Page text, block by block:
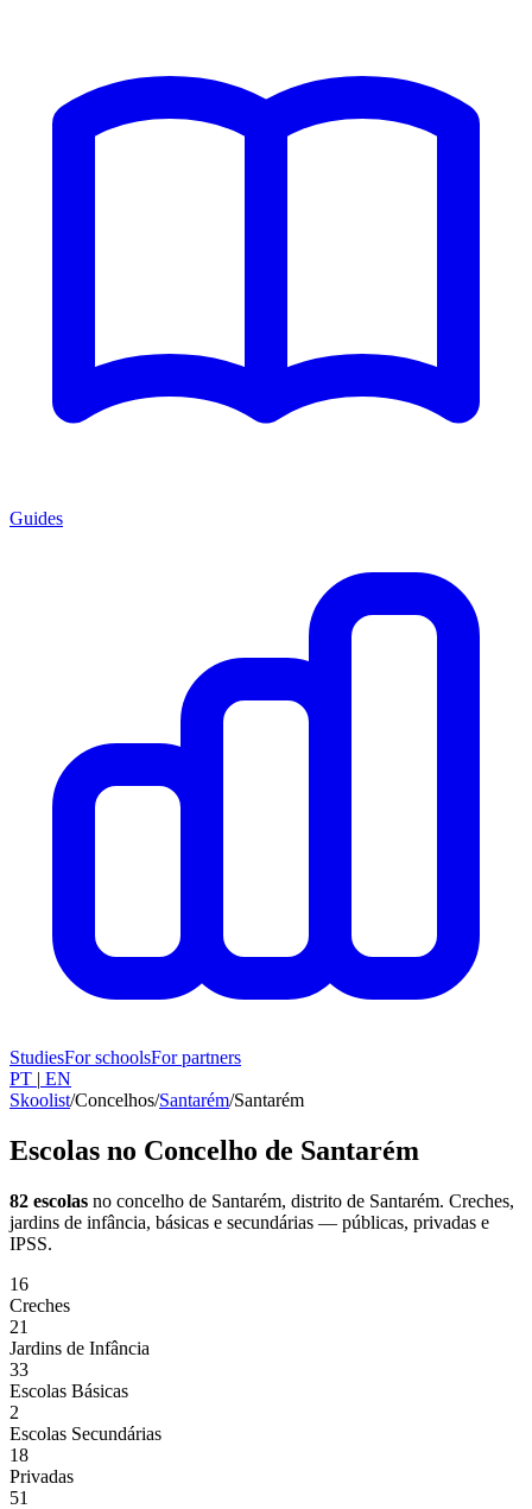
Guides
StudiesFor schoolsFor partners
PT | EN
Skoolist/Concelhos/Santarém/Santarém
Escolas no Concelho de Santarém
82 escolas no concelho de Santarém, distrito de Santarém. Creches,
jardins de infância, básicas e secundárias — públicas, privadas e
IPSS.
16
Creches
21
Jardins de Infância
33
Escolas Básicas
2
Escolas Secundárias
18
Privadas
51